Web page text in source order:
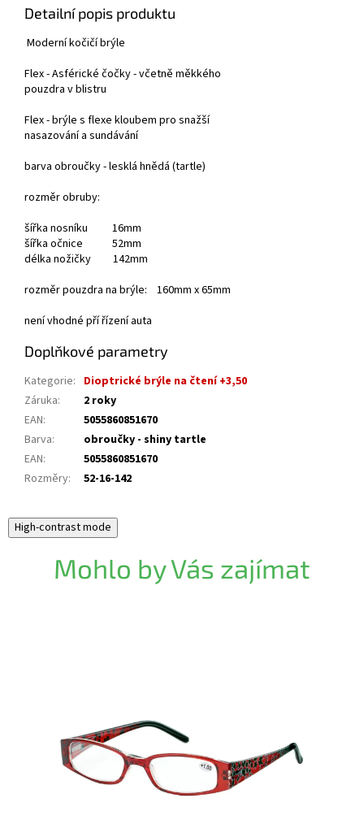
Detailní popis produktu
Moderní kočičí brýle
Flex - Asférické čočky - včetně měkkého
pouzdra v blistru
Flex - brýle s flexe kloubem pro snažší
nasazování a sundávání
barva obroučky - lesklá hnědá (tartle)
rozměr obruby:
šířka nosníku 16mm
šířka očnice 52mm
délka nožičky 142mm
rozměr pouzdra na brýle: 160mm x 65mm
není vhodné pří řízení auta
Doplňkové parametry
Kategorie: Dioptrické brýle na čtení +3,50
Záruka:
2 roky
EAN:
5055860851670
Barva:
obroučky - shiny tartle
EAN:
5055860851670
Rozměry: 52-16-142
High-contrast mode
Mohlo by Vás zajímat